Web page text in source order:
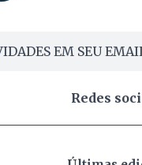
EM SEU
Redes